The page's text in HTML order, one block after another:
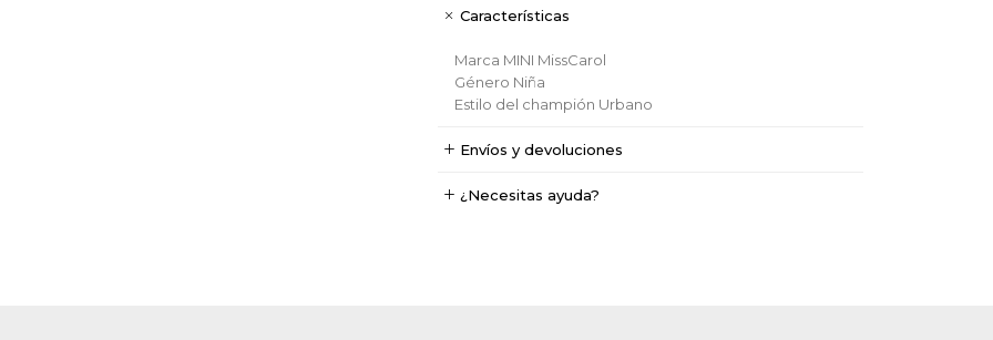
Características
Marca MINI MissCarol
Género Niña
Estilo del champión Urbano
Envíos y devoluciones
¿Necesitas ayuda?